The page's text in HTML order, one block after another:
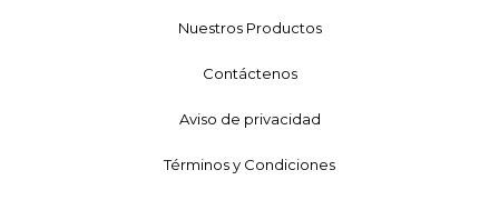
Nuestros Productos
Contáctenos
Aviso de privacidad
Términos y Condiciones